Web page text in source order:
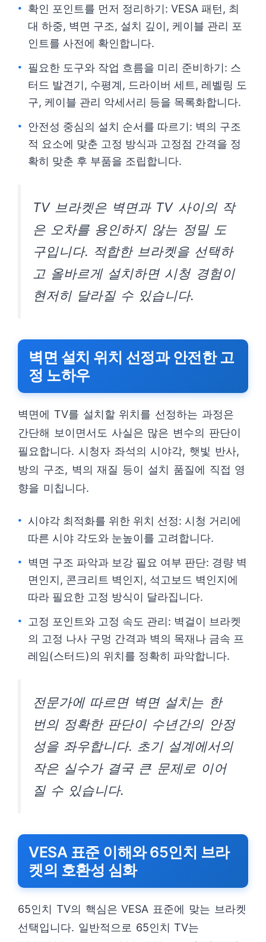
확인 포인트를 먼저 정리하기: VESA 패턴, 최
대 하중, 벽면 구조, 설치 깊이, 케이블 관리 포
인트를 사전에 확인합니다.
필요한 도구와 작업 흐름을 미리 준비하기: 스
터드 발견기, 수평계, 드라이버 세트, 레벨링 도
구, 케이블 관리 악세서리 등을 목록화합니다.
안전성 중심의 설치 순서를 따르기: 벽의 구조
적 요소에 맞춘 고정 방식과 고정점 간격을 정
확히 맞춘 후 부품을 조립합니다.
TV 브라켓은 벽면과 TV 사이의 작
은 오차를 용인하지 않는 정밀 도
구입니다. 적합한 브라켓을 선택하
고 올바르게 설치하면 시청 경험이
현저히 달라질 수 있습니다.
벽면 설치 위치 선정과 안전한 고
정 노하우
벽면에 TV를 설치할 위치를 선정하는 과정은
간단해 보이면서도 사실은 많은 변수의 판단이
필요합니다. 시청자 좌석의 시야각, 햇빛 반사,
방의 구조, 벽의 재질 등이 설치 품질에 직접 영
향을 미칩니다.
시야각 최적화를 위한 위치 선정: 시청 거리에
따른 시야 각도와 눈높이를 고려합니다.
벽면 구조 파악과 보강 필요 여부 판단: 경량 벽
면인지, 콘크리트 벽인지, 석고보드 벽인지에
따라 필요한 고정 방식이 달라집니다.
고정 포인트와 고정 속도 관리: 벽걸이 브라켓
의 고정 나사 구멍 간격과 벽의 목재나 금속 프
레임(스터드)의 위치를 정확히 파악합니다.
전문가에 따르면 벽면 설치는 한
번의 정확한 판단이 수년간의 안정
성을 좌우합니다. 초기 설계에서의
작은 실수가 결국 큰 문제로 이어
질 수 있습니다.
VESA 표준 이해와 65인치 브라
켓의 호환성 심화
65인치 TV의 핵심은 VESA 표준에 맞는 브라켓
선택입니다. 일반적으로 65인치 TV는